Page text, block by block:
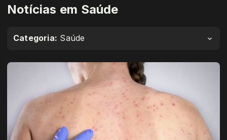
Notícias em Saúde
Categoria: Saúde